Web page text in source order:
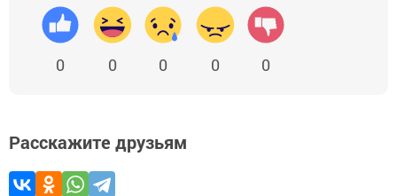
0 0 0 0 0
Расскажите друзьям